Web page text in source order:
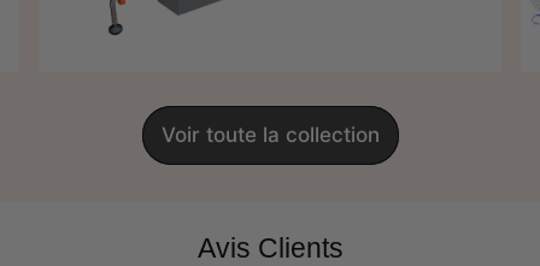
Voir toute la collection
Avis Clients